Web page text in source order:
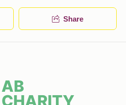
Share